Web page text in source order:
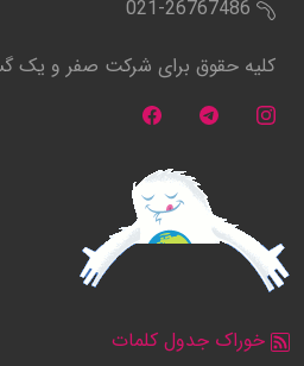
021-26767486
کلیه حقوق برای شرکت صفر و یک
خوراک جدول کلمات